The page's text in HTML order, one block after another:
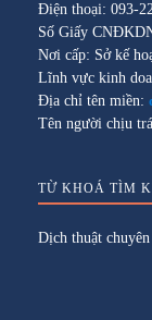
Điện thoại: 093-
Số Giấy
Nơi cấp: Sở kế
Lĩnh vực kinh
Địa chỉ tên miền:
Tên người chịu
TỪ KHOÁ TÌM
Dịch thuật